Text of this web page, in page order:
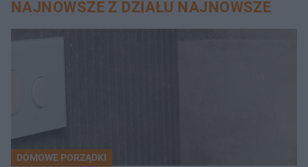
NAJNOWSZE Z DZIAŁU NAJNOWSZE
DOMOWE PORZĄDKI